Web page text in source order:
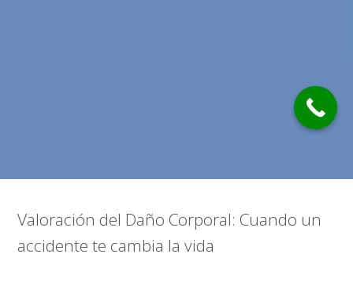
Valoración del Daño Corporal: Cuando un
accidente te cambia la vida